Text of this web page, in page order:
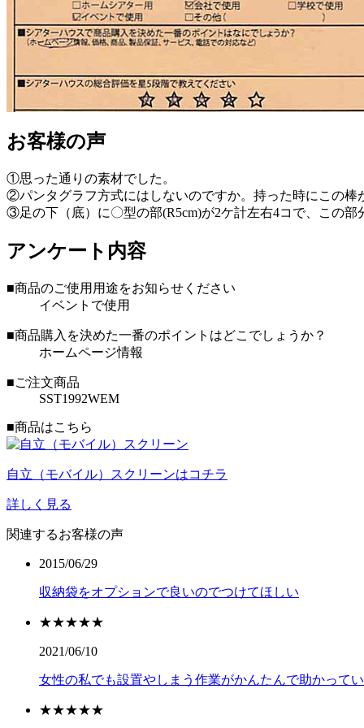
お客様の声
①思った通りの素材でした。
②パンタグラフ方式にはしないのですか。持った時にこの棒
③足の下（底）に〇型の部(R5cm)が2ケ計左右4コで、この
アンケート内容
■商品のご使用用途をお知らせください
イベントで使用
■商品購入を決めた一番のポイントはどこでしょうか？
ホームページ情報
■ご注文商品
SST1992WEM
■商品はこちら
自立（モバイル）スクリーンはコチラ
詳しく見る
関連するお客様の声
2015/06/29
収納袋をオプションで良いのでつけてほしい
★★★★★
2021/06/10
女性の私でも設置やしまう作業がかんたんで助かって
★★★★★